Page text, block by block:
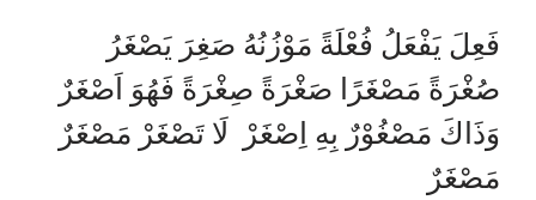
فَعِلَ يَفْعَلُ فُعْلَةً مَوْزُنُهُ صَغِرَ يَصْغَرُ
صُغْرَةً مَصْغَرًا صَغْرَةً صِغْرَةً فَهُوَ اَصْغَرٌ
وَذَاكَ مَصْغُوْرٌ بِهِ اِصْغَرْ لَا تَصْغَرْ مَصْغَرٌ
مَصْغَرٌ